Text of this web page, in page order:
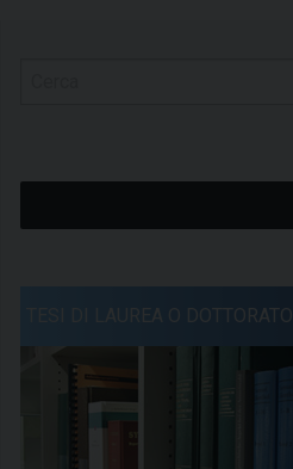
TESI DI LAUREA O DOTTORATO